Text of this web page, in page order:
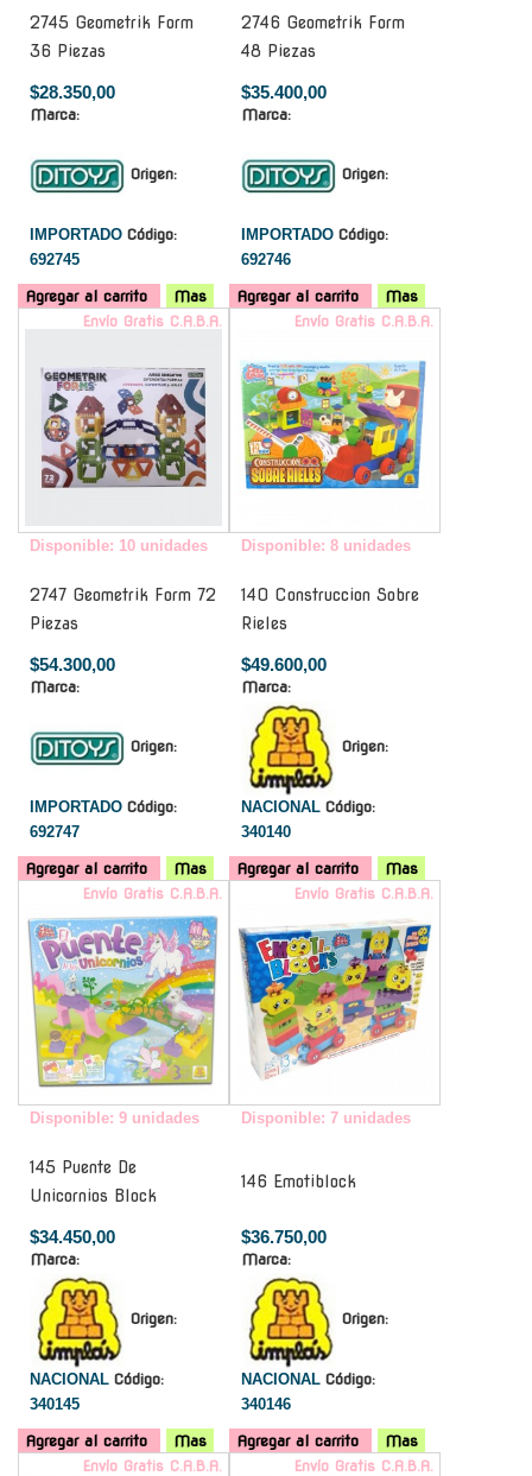
2745 Geometrik Form
36 Piezas
$28.350,00
Marca:
Origen:
IMPORTADO Código:
692745
Agregar al carrito Mas
2746 Geometrik Form
48 Piezas
$35.400,00
Marca:
Origen:
IMPORTADO Código:
692746
Agregar al carrito
Mas
Envío Gratis C.A.B.A.
Disponible: 10 unidades
2747 Geometrik Form 72
Piezas
$54.300,00
Marca:
Origen:
IMPORTADO Código:
692747
Agregar al carrito Mas
Envío Gratis C.A.B.A.
Disponible: 8 unidades
140 Construccion Sobre
Rieles
$49.600,00
Marca:
Origen:
NACIONAL Código:
340140
Agregar al carrito
Mas
Envío Gratis C.A.B.A.
Disponible: 9 unidades
145 Puente De
Unicornios Block
$34.450,00
Marca:
Origen:
NACIONAL Código:
340145
Agregar al carrito Mas
Envío Gratis C.A.B.A.
Disponible: 7 unidades
146 Emotiblock
$36.750,00
Marca:
Origen:
NACIONAL Código:
340146
Agregar al carrito
Mas
Envío Gratis C.A.B.A.
Envío Gratis C.A.B.A.